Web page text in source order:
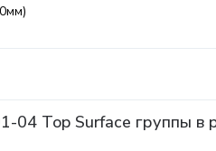
04 Top Surface группы в